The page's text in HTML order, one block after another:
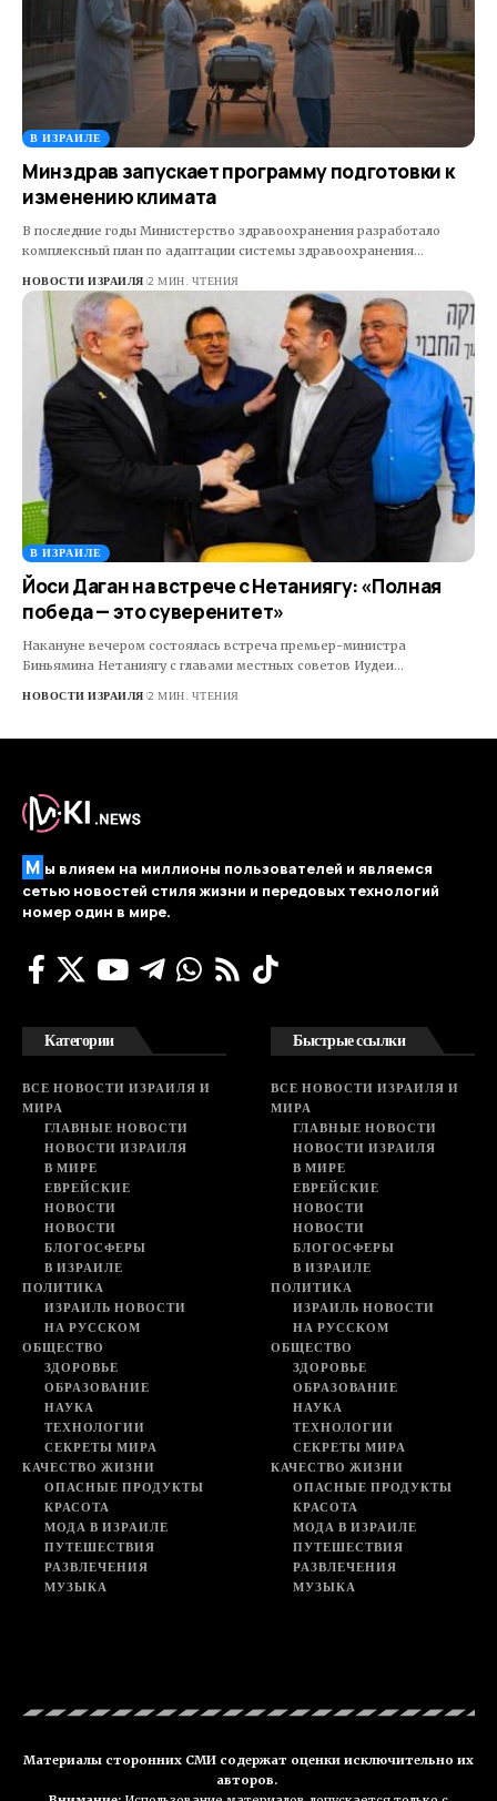
В ИЗРАИЛЕ
Минздрав запускает программу подготовки к
изменению климата
В последние годы Министерство здравоохранения разработало
комплексный план по адаптации системы здравоохранения…
НОВОСТИ ИЗРАИЛЯ 2 МИН. ЧТЕНИЯ
В ИЗРАИЛЕ
Йоси Даган на встрече с Нетаниягу: «Полная
победа — это суверенитет»
Накануне вечером состоялась встреча премьер-министра
Биньямина Нетаниягу с главами местных советов Иудеи…
НОВОСТИ ИЗРАИЛЯ 2 МИН. ЧТЕНИЯ
М ы влияем на миллионы пользователей и являемся
сетью новостей стиля жизни и передовых технологий
номер один в мире.
Категории
ВСЕ НОВОСТИ ИЗРАИЛЯ И
МИРА
ГЛАВНЫЕ НОВОСТИ
НОВОСТИ ИЗРАИЛЯ
В МИРЕ
ЕВРЕЙСКИЕ
НОВОСТИ
НОВОСТИ
БЛОГОСФЕРЫ
В ИЗРАИЛЕ
ПОЛИТИКА
ИЗРАИЛЬ НОВОСТИ
НА РУССКОМ
ОБЩЕСТВО
ЗДОРОВЬЕ
ОБРАЗОВАНИЕ
НАУКА
ТЕХНОЛОГИИ
СЕКРЕТЫ МИРА
КАЧЕСТВО ЖИЗНИ
ОПАСНЫЕ ПРОДУКТЫ
КРАСОТА
МОДА В ИЗРАИЛЕ
ПУТЕШЕСТВИЯ
РАЗВЛЕЧЕНИЯ
МУЗЫКА
Быстрые ссылки
ВСЕ НОВОСТИ ИЗРАИЛЯ И
МИРА
ГЛАВНЫЕ НОВОСТИ
НОВОСТИ ИЗРАИЛЯ
В МИРЕ
ЕВРЕЙСКИЕ
НОВОСТИ
НОВОСТИ
БЛОГОСФЕРЫ
В ИЗРАИЛЕ
ПОЛИТИКА
ИЗРАИЛЬ НОВОСТИ
НА РУССКОМ
ОБЩЕСТВО
ЗДОРОВЬЕ
ОБРАЗОВАНИЕ
НАУКА
ТЕХНОЛОГИИ
СЕКРЕТЫ МИРА
КАЧЕСТВО ЖИЗНИ
ОПАСНЫЕ ПРОДУКТЫ
КРАСОТА
МОДА В ИЗРАИЛЕ
ПУТЕШЕСТВИЯ
РАЗВЛЕЧЕНИЯ
МУЗЫКА
Материалы сторонних СМИ содержат оценки исключительно их
авторов.